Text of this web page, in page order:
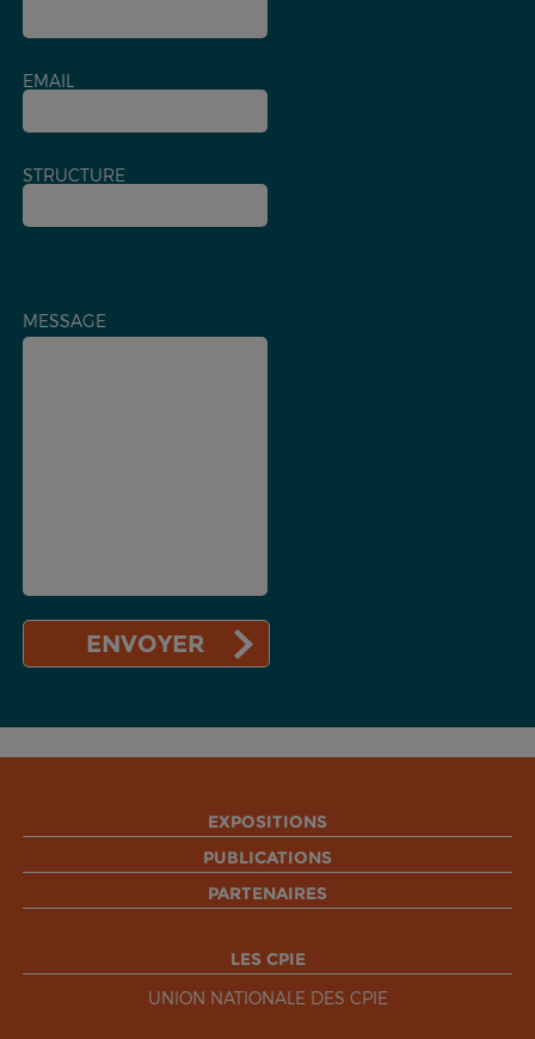
EMAIL
STRUCTURE
MESSAGE
EXPOSITIONS
PUBLICATIONS
PARTENAIRES
LES CPIE
UNION NATIONALE DES CPIE